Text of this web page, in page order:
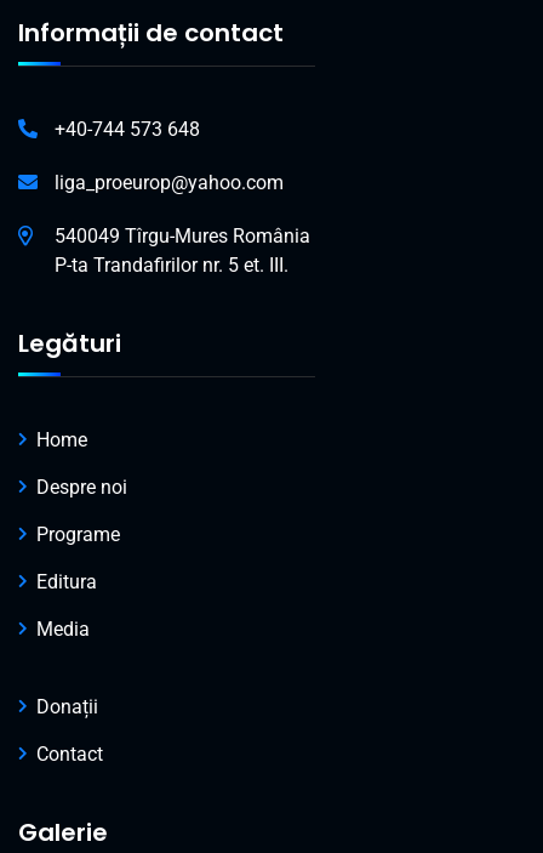
Informații de contact
+40-744 573 648
liga_proeurop@yahoo.com
540049 Tîrgu-Mures România
P-ta Trandafirilor nr. 5 et. III.
Legături
Home
Despre noi
Programe
Editura
Media
Donații
Contact
Galerie